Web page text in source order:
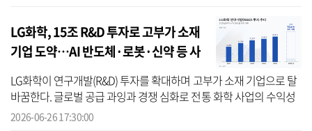
LG화학, 15조 R&D 투자로 고부가 소재
기업 도약…AI 반도체·로봇·신약 등 사
업 재편
LG화학이 연구개발(R&D) 투자를 확대하며 고부가 소재 기업으로 탈
바꿈한다. 글로벌 공급 과잉과 경쟁 심화로 전통 화학 사업의 수익성
이 둔화되는 가운데, 고성장 사업 중심으로 수익 구조를 고도화하기
2026-06-26 17:30:00